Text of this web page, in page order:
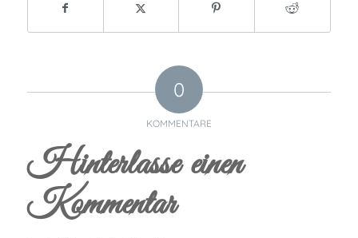
0
KOMMENTARE
Hinterlasse einen
Kommentar